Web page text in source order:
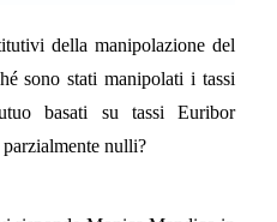
della manipolazione del
sono stati manipolati i tassi
basati su tassi Euribor
nulli?